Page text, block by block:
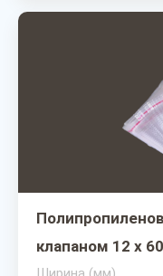
клапаном 12 х